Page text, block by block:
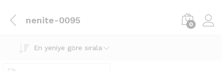
nenite-0095 0
En yeniye göre sırala